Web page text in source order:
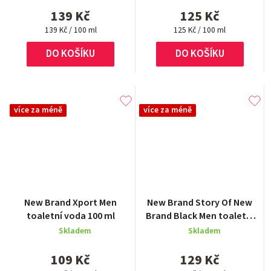
z
5
hvězdiček.
139 Kč
Měrná
cena:
139 Kč / 100 ml
DO KOŠÍKU
z
5
hvězdiček.
125 Kč
Měrná
cena:
125 Kč / 100 ml
DO KOŠÍKU
více za méně
New Brand Xport Men
toaletní voda 100 ml
Skladem
109 Kč
více za méně
New Brand Story Of New
Brand Black Men toaletní
voda 100 ml
Skladem
129 Kč